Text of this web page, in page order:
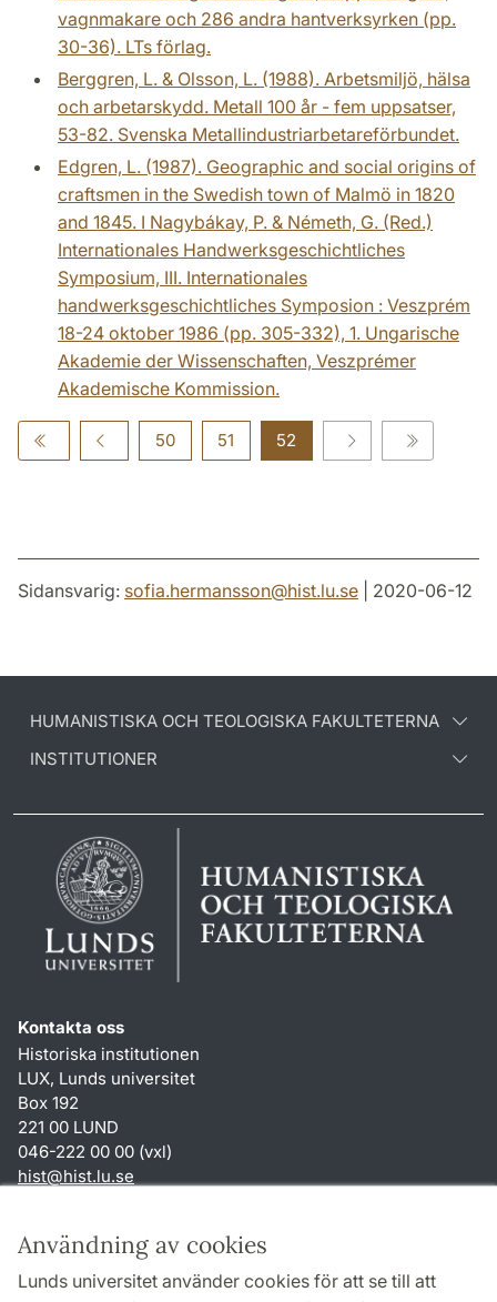
Användning av cookies
Lunds universitet använder cookies för att se till att
vagnmakare och 286 andra hantverksyrken (pp.
30-36). LTs förlag.
Berggren, L. & Olsson, L. (1988). Arbetsmiljö, hälsa
och arbetarskydd. Metall 100 år - fem uppsatser,
53-82. Svenska Metallindustriarbetareförbundet.
Edgren, L. (1987). Geographic and social origins of
craftsmen in the Swedish town of Malmö in 1820
and 1845. I Nagybákay, P. & Németh, G. (Red.)
Internationales Handwerksgeschichtliches
Symposium, III. Internationales
handwerksgeschichtliches Symposion : Veszprém
18-24 oktober 1986 (pp. 305-332), 1. Ungarische
Akademie der Wissenschaften, Veszprémer
Akademische Kommission.
50 51 52
Sidansvarig: sofia.hermansson@hist.lu.se | 2020-06-12
HUMANISTISKA OCH TEOLOGISKA FAKULTETERNA
INSTITUTIONER
Kontakta oss
Historiska institutionen
LUX, Lunds universitet
Box 192
221 00 LUND
046-222 00 00 (vxl)
hist@hist.lu.se
Genvägar
Om webbplatsen och cookies